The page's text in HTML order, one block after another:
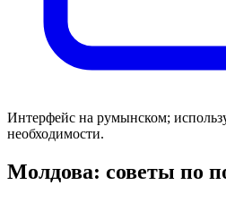
Интерфейс на румынском;
необходимости.
Молдова: советы по